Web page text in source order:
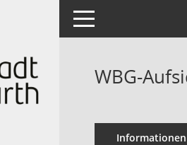
Toggle navigation
WBG-
Informationen